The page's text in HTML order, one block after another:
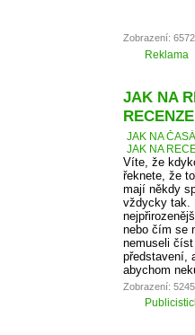
Zobrazení:
Reklama
JAK NA
JAK NA
JAK NA
Víte, že
řeknete, že
mají někdy
vždycky tak.
nebo čím se
nemuseli
představení,
abychom
Zobrazení: